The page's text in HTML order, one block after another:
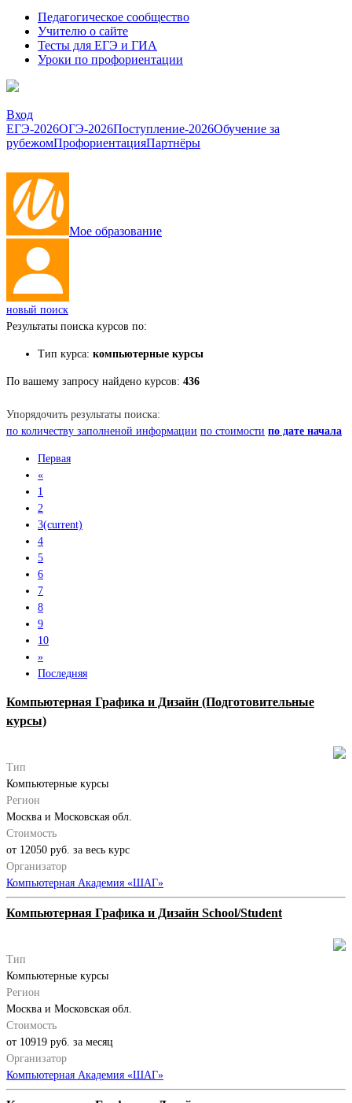
Педагогическое сообщество
Учителю о сайте
Тесты для ЕГЭ и ГИА
Уроки по профориентации
Вход
ЕГЭ-2026ОГЭ-2026Поступление-2026Обучение за
рубежомПрофориентацияПартнёры
Мое образование
новый поиск
Результаты поиска курсов по:
Тип курса: компьютерные курсы
По вашему запросу найдено курсов: 436
Упорядочить результаты поиска:
по количеству заполненой информации по стоимости по дате начала
Первая
«
1
2
3(current)
4
5
6
7
8
9
10
»
Последняя
Компьютерная Графика и Дизайн (Подготовительные
курсы)
Тип
Компьютерные курсы
Регион
Москва и Московская обл.
Стоимость
от 12050 руб. за весь курс
Организатор
Компьютерная Академия «ШАГ»
Компьютерная Графика и Дизайн School/Student
Тип
Компьютерные курсы
Регион
Москва и Московская обл.
Стоимость
от 10919 руб. за месяц
Организатор
Компьютерная Академия «ШАГ»